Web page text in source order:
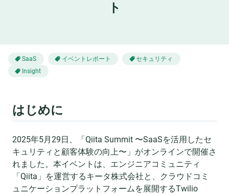
ト
SaaS イベントレポート
セキュリティ
Insight
はじめに
2025年5月29日、「Qiita Summit 〜SaaSを活用したセ
キュリティと顧客体験の向上〜」がオンラインで開催さ
れました。本イベントは、エンジニアコミュニティ
「Qiita」を運営するキータ株式会社と、クラウドコミ
ュニケーションプラットフォームを展開するTwilio